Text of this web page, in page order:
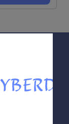
editorial